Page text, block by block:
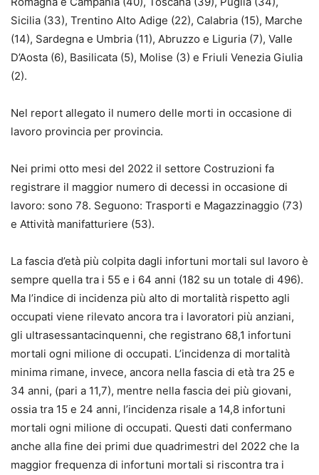
Sicilia (33), Trentino Alto Adige (22), Calabria (15), Marche
(14), Sardegna e Umbria (11), Abruzzo e Liguria (7), Valle
D’Aosta (6), Basilicata (5), Molise (3) e Friuli Venezia Giulia
(2).
Nel report allegato il numero delle morti in occasione di
lavoro provincia per provincia.
Nei primi otto mesi del 2022 il settore Costruzioni fa
registrare il maggior numero di decessi in occasione di
lavoro: sono 78. Seguono: Trasporti e Magazzinaggio (73)
e Attività manifatturiere (53).
La fascia d’età più colpita dagli infortuni mortali sul lavoro è
sempre quella tra i 55 e i 64 anni (182 su un totale di 496).
Ma l’indice di incidenza più alto di mortalità rispetto agli
occupati viene rilevato ancora tra i lavoratori più anziani,
gli ultrasessantacinquenni, che registrano 68,1 infortuni
mortali ogni milione di occupati. L’incidenza di mortalità
minima rimane, invece, ancora nella fascia di età tra 25 e
34 anni, (pari a 11,7), mentre nella fascia dei più giovani,
ossia tra 15 e 24 anni, l’incidenza risale a 14,8 infortuni
mortali ogni milione di occupati. Questi dati confermano
anche alla fine dei primi due quadrimestri del 2022 che la
maggior frequenza di infortuni mortali si riscontra tra i